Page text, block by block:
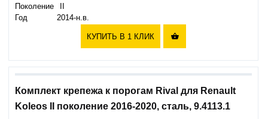
Поколение
Год
2014-н.в.
КУПИТЬ В 1 КЛИК 
Комплект крепежа к порогам Rival для Renault
Koleos II поколение 2016-2020, сталь, 9.4113.1